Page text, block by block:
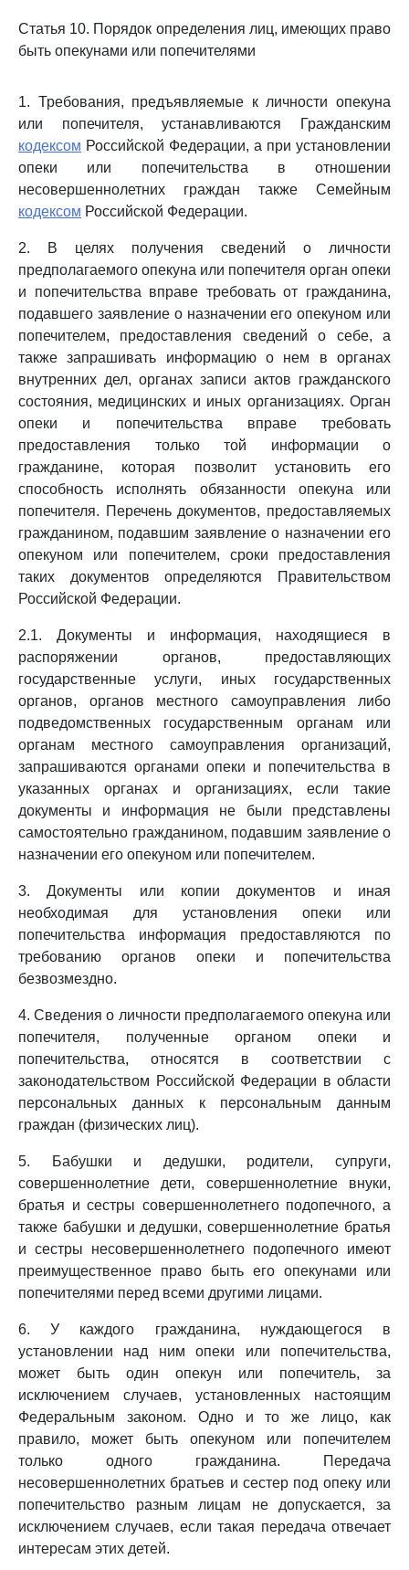
Статья 10. Порядок определения лиц, имеющих право
быть опекунами или попечителями
1. Требования, предъявляемые к личности опекуна
или попечителя, устанавливаются Гражданским
кодексом Российской Федерации, а при установлении
опеки или попечительства в отношении
несовершеннолетних граждан также Семейным
кодексом Российской Федерации.
2. В целях получения сведений о личности
предполагаемого опекуна или попечителя орган опеки
и попечительства вправе требовать от гражданина,
подавшего заявление о назначении его опекуном или
попечителем, предоставления сведений о себе, а
также запрашивать информацию о нем в органах
внутренних дел, органах записи актов гражданского
состояния, медицинских и иных организациях. Орган
опеки и попечительства вправе требовать
предоставления только той информации о
гражданине, которая позволит установить его
способность исполнять обязанности опекуна или
попечителя. Перечень документов, предоставляемых
гражданином, подавшим заявление о назначении его
опекуном или попечителем, сроки предоставления
таких документов определяются Правительством
Российской Федерации.
2.1. Документы и информация, находящиеся в
распоряжении органов, предоставляющих
государственные услуги, иных государственных
органов, органов местного самоуправления либо
подведомственных государственным органам или
органам местного самоуправления организаций,
запрашиваются органами опеки и попечительства в
указанных органах и организациях, если такие
документы и информация не были представлены
самостоятельно гражданином, подавшим заявление о
назначении его опекуном или попечителем.
3. Документы или копии документов и иная
необходимая для установления опеки или
попечительства информация предоставляются по
требованию органов опеки и попечительства
безвозмездно.
4. Сведения о личности предполагаемого опекуна или
попечителя, полученные органом опеки и
попечительства, относятся в соответствии с
законодательством Российской Федерации в области
персональных данных к персональным данным
граждан (физических лиц).
5. Бабушки и дедушки, родители, супруги,
совершеннолетние дети, совершеннолетние внуки,
братья и сестры совершеннолетнего подопечного, а
также бабушки и дедушки, совершеннолетние братья
и сестры несовершеннолетнего подопечного имеют
преимущественное право быть его опекунами или
попечителями перед всеми другими лицами.
6. У каждого гражданина, нуждающегося в
установлении над ним опеки или попечительства,
может быть один опекун или попечитель, за
исключением случаев, установленных настоящим
Федеральным законом. Одно и то же лицо, как
правило, может быть опекуном или попечителем
только одного гражданина. Передача
несовершеннолетних братьев и сестер под опеку или
попечительство разным лицам не допускается, за
исключением случаев, если такая передача отвечает
интересам этих детей.